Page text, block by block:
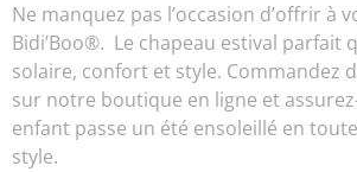
Ne manquez pas l’occasion d’offrir à
Bidi’Boo®. Le chapeau estival parfait
solaire, confort et style. Commandez
sur notre boutique en ligne et
enfant passe un été ensoleillé en
style.